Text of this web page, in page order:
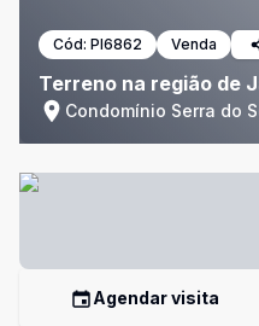
Cód: PI6862 Venda
Terreno na região de
Condomínio Serra do
Agendar visita